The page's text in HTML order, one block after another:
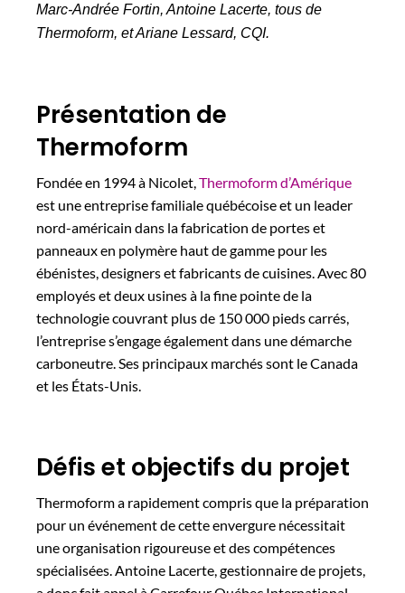
Marc-Andrée Fortin, Antoine Lacerte, tous de
Thermoform, et Ariane Lessard, CQI.
Présentation de
Thermoform
Fondée en 1994 à Nicolet, Thermoform d’Amérique
est une entreprise familiale québécoise et un leader
nord-américain dans la fabrication de portes et
panneaux en polymère haut de gamme pour les
ébénistes, designers et fabricants de cuisines. Avec 80
employés et deux usines à la fine pointe de la
technologie couvrant plus de 150 000 pieds carrés,
l’entreprise s’engage également dans une démarche
carboneutre. Ses principaux marchés sont le Canada
et les États-Unis.
Défis et objectifs du projet
Thermoform a rapidement compris que la préparation
pour un événement de cette envergure nécessitait
une organisation rigoureuse et des compétences
spécialisées. Antoine Lacerte, gestionnaire de projets,